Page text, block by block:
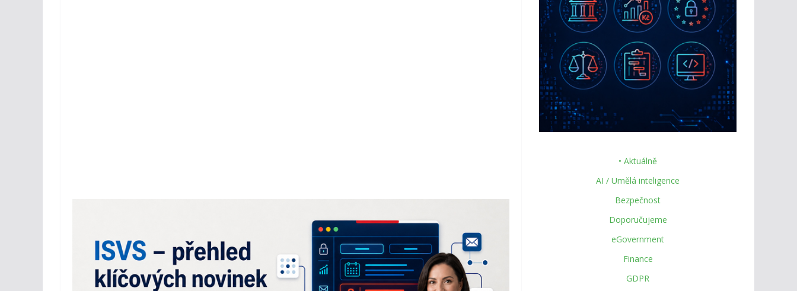
• Aktuálně
AI / Umělá inteligence
Bezpečnost
Doporučujeme
eGovernment
Finance
GDPR